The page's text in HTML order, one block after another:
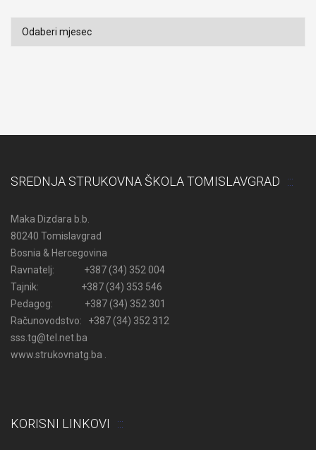
Arhiva
SREDNJA STRUKOVNA ŠKOLA TOMISLAVGRAD
Maka Dizdara b.b.
80240 Tomislavgrad
Bosnia & Hercegovina
Ravnatelj: +387 (34) 352 004
Tajnik: +387 (34) 353 546
Pedagog: +387 (34) 352 301
Računovodstvo: +387 (34) 352 312
sss.tg@tel.net.ba
www.strukovnatg.ba .
KORISNI LINKOVI